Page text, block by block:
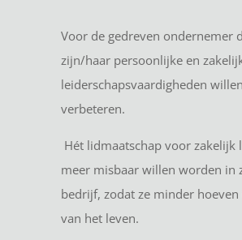
Voor de gedreven ondernemer
zijn/haar persoonlijke en
leiderschapsvaardigheden willen
verbeteren.
Hét lidmaatschap voor zakelijk
meer misbaar willen worden in
bedrijf, zodat ze minder hoeven
van het leven.